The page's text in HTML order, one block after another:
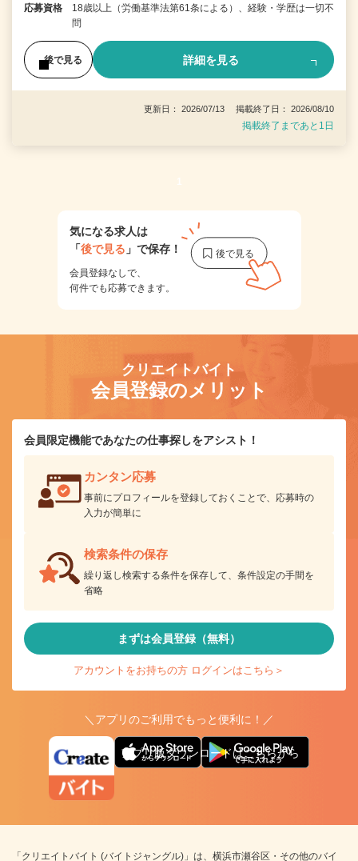
応募資格
18歳以上（労働基準法第61条による）、経験・学歴は一切不
問
後で見る 詳細を見る
更新日： 2026/07/13 掲載終了日： 2026/08/10
掲載終了まであと1日
1
気になる求人は
「後で見る 」で保存！
会員登録なしで、
何件でも応募できます。
クリエイトバイト
会員登録のメリット
会員限定機能であなたの仕事探しをアシスト！
カンタン応募
事前にプロフィールを登録しておくことで、応募時の
入力が簡単に
検索条件の保存
繰り返し検索する条件を保存して、条件設定の手間を
省略
まずは会員登録（無料）
アカウントをお持ちの方 ログインはこちら＞
＼アプリのご利用でもっと便利に！／
アプリ版ダウンロードはこちらから
「クリエイトバイト (バイトジャングル)」は、横浜市瀬谷区・その他のバイ